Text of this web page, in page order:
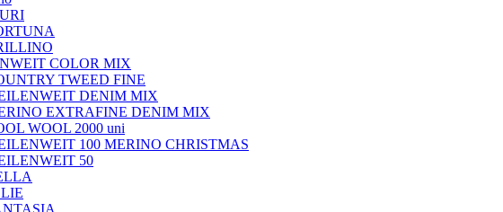
COLOR MIX
TWEED FINE
DENIM MIX
EXTRAFINE DENIM MIX
WOOL 2000 uni
100 MERINO CHRISTMAS
50